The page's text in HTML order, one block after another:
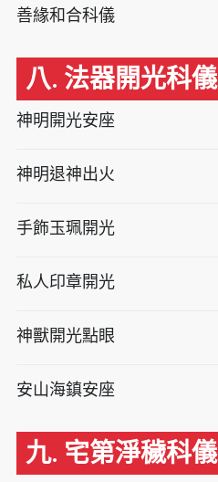
善緣和合科儀
八. 法器開光科儀
神明開光安座
神明退神出火
手飾玉珮開光
私人印章開光
神獸開光點眼
安山海鎮安座
九. 宅第淨穢科儀